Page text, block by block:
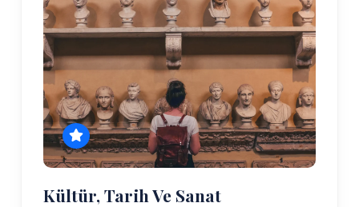
Kültür, Tarih Ve Sanat